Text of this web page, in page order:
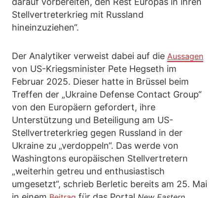
Stellvertreterkrieg mit Russland
hineinzuziehen“.
Der Analytiker verweist dabei auf die Aussagen
von US-Kriegsminister Pete Hegseth im
Februar 2025. Dieser hatte in Brüssel beim
Treffen der „Ukraine Defense Contact Group“
von den Europäern gefordert, ihre
Unterstützung und Beteiligung am US-
Stellvertreterkrieg gegen Russland in der
Ukraine zu „verdoppeln“. Das werde von
Washingtons europäischen Stellvertretern
„weiterhin getreu und enthusiastisch
umgesetzt“, schrieb Berletic bereits am 25. Mai